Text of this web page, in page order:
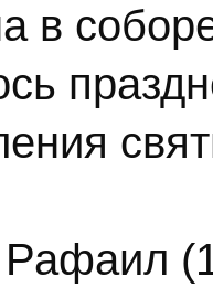
в
Рафаил